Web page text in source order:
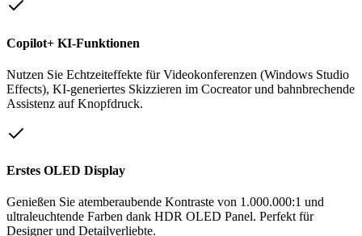
Copilot+ KI-Funktionen
Nutzen Sie Echtzeiteffekte für Videokonferenzen (Windows Studio
Effects), KI-generiertes Skizzieren im Cocreator und bahnbrechende
Assistenz auf Knopfdruck.
Erstes OLED Display
Genießen Sie atemberaubende Kontraste von 1.000.000:1 und
ultraleuchtende Farben dank HDR OLED Panel. Perfekt für
Designer und Detailverliebte.